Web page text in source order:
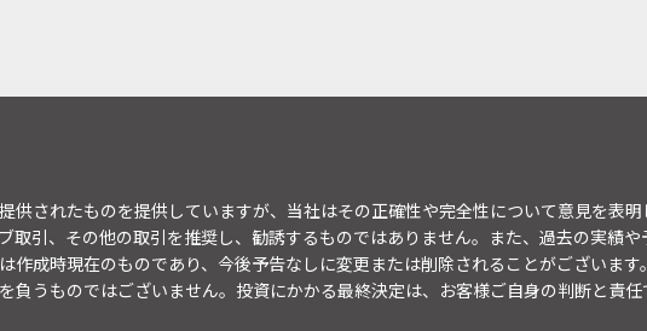
されたものを提供していますが、当社はその正確性や完全性について意見を表
引、その他の取引を推奨し、勧誘するものではありません。また、過去の実績や
成時現在のものであり、今後予告なしに変更または削除されることがございます
負うものではございません。投資にかかる最終決定は、お客様ご自身の判断と責